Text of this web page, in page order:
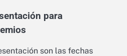
para
son las fechas